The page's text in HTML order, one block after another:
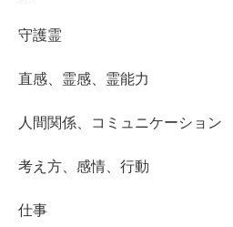
守護霊
直感、霊感、霊能力
人間関係、コミュニケーション
考え方、感情、行動
仕事